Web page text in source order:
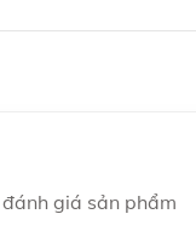
giá sản phẩm